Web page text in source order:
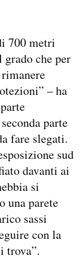
700 metri
che per
– ha
parte
fare slegati.
sud
davanti ai
si
una parete
sassi
con la
trova”.